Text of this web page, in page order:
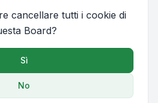
cancellare tutti i cookie di
Board?
Sì
No